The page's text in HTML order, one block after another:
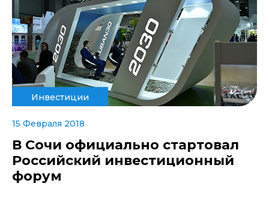
Инвестиции
15 Февраля 2018
В Сочи официально стартовал
Российский инвестиционный
форум